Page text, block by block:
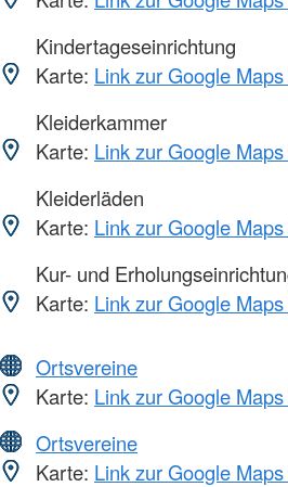
Kindertageseinrichtung
Karte: Link zur Google
Kleiderkammer
Karte: Link zur Google
Kleiderläden
Karte: Link zur Google
Kur- und
Karte: Link zur Google
Ortsvereine
Karte: Link zur Google
Ortsvereine
Karte: Link zur Google